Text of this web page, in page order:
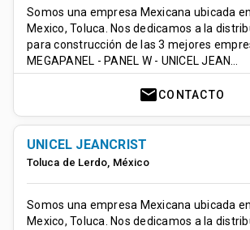
Somos una empresa Mexicana ubicada
Mexico, Toluca. Nos dedicamos a la
para construcción de las 3 mejores
MEGAPANEL - PANEL W - UNICEL JEAN…
mailCONTACTO
UNICEL JEANCRIST
Toluca de Lerdo, México
Somos una empresa Mexicana ubicada
Mexico, Toluca. Nos dedicamos a la